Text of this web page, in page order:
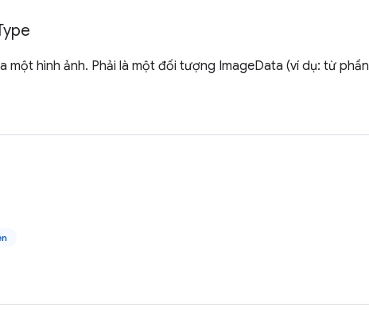
một hình ảnh. Phải là một đối tượng ImageData (ví dụ: từ